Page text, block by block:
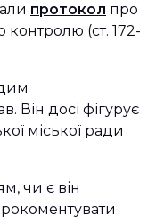
протокол про
(ст. 172-
Він досі фігурує
міської ради
чи є він